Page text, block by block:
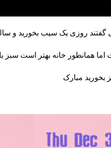
گفتند روزی یک سیب بخورید و
اما همانطور خانه بهتر است
مبارک